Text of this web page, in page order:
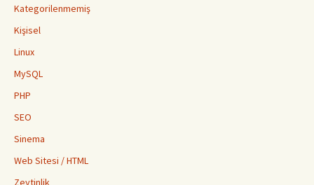
Kategorilenmemiş
Kişisel
Linux
MySQL
PHP
SEO
Sinema
Web Sitesi / HTML
Zeytinlik